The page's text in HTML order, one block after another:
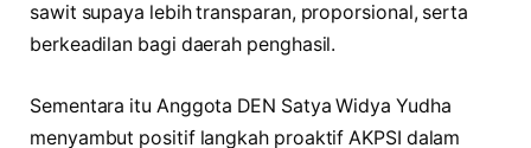
sawit supaya lebih transparan, proporsional, serta
berkeadilan bagi daerah penghasil.
Sementara itu Anggota DEN Satya Widya Yudha
menyambut positif langkah proaktif AKPSI dalam